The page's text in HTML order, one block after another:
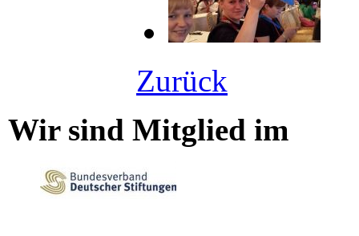
Zurück
Wir sind Mitglied im